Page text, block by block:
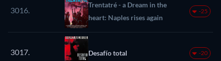
3016.
Trentatré - a Dream in the
heart: Naples rises again
-25
3017. Desafío total -20